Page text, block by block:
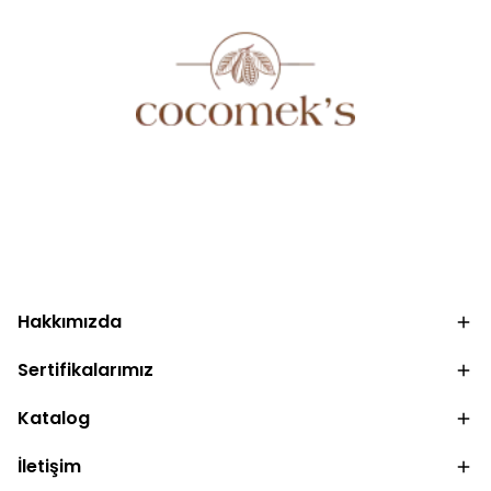
Hakkımızda
Sertifikalarımız
Katalog
İletişim